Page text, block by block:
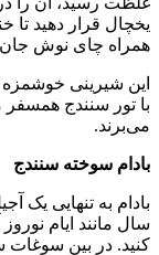
یخچال قرار دهید
همراه چای نوش جان
این شیرینی
با تور سنندج همسفر
می‌برند.
بادام ‌سوخته سنندج
بادام به تنهایی
سال مانند ایام
کنید. در بین سوغات